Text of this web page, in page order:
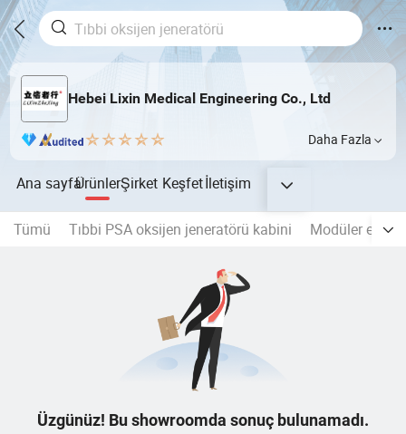
Hebei Lixin Medical Engineering Co., Ltd
Daha Fazla
Ana sayfaÜrünlerŞirket Keşfetİletişim
Tümü Tıbbi PSA oksijen jeneratörü kabini Modüler
Üzgünüz! Bu showroomda sonuç bulunamadı.